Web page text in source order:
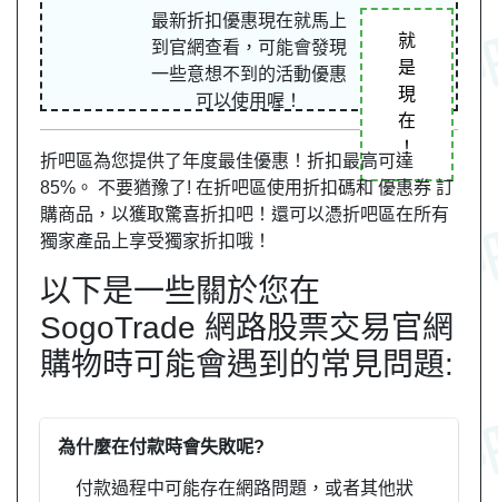
最新折扣優惠現在就馬上
到官網查看，可能會發現
一些意想不到的活動優惠
可以使用喔！
就
是
現
在
！
折吧區為您提供了年度最佳優惠！折扣最高可達
85%。 不要猶豫了! 在折吧區使用折扣碼和 優惠券 訂
購商品，以獲取驚喜折扣吧！還可以憑折吧區在所有
獨家產品上享受獨家折扣哦！
以下是一些關於您在
SogoTrade 網路股票交易官網
購物時可能會遇到的常見問題:
為什麼在付款時會失敗呢?
付款過程中可能存在網路問題，或者其他狀